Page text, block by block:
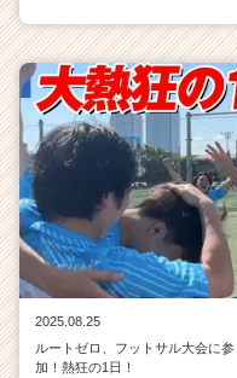
2025.08.25
ルートゼロ、フットサル大会に参
加！熱狂の1日！